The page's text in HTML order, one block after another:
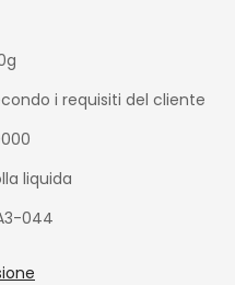
i requisiti del cliente
liquida
044